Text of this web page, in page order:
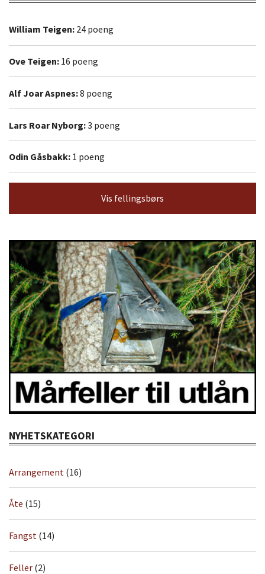
William Teigen: 24 poeng
Ove Teigen: 16 poeng
Alf Joar Aspnes:8 poeng
Lars Roar Nyborg:3 poeng
Odin Gåsbakk: 1 poeng
Vis fellingsbørs
NYHETSKATEGORI
Arrangement (16)
Åte (15)
Fangst (14)
Feller (2)